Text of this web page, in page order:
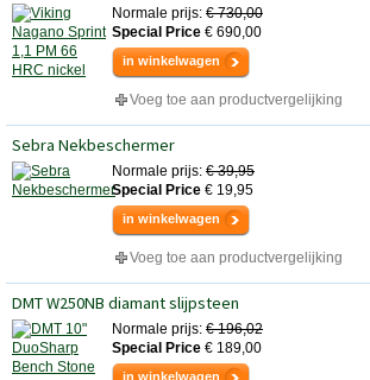
Normale prijs: € 730,00
Special Price € 690,00
in winkelwagen
Voeg toe aan productvergelijking
Sebra Nekbeschermer
Normale prijs: € 39,95
Special Price € 19,95
in winkelwagen
Voeg toe aan productvergelijking
DMT W250NB diamant slijpsteen
Normale prijs: € 196,02
Special Price € 189,00
in winkelwagen